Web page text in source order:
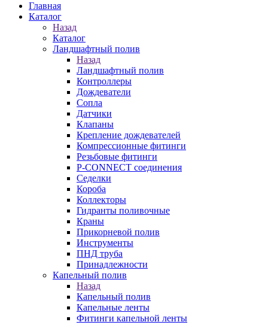
Главная
Каталог
Назад
Каталог
Ландшафтный полив
Назад
Ландшафтный полив
Контроллеры
Дождеватели
Сопла
Датчики
Клапаны
Крепление дождевателей
Компрессионные фитинги
Резьбовые фитинги
P-CONNECT соединения
Седелки
Короба
Коллекторы
Гидранты поливочные
Краны
Прикорневой полив
Инструменты
ПНД труба
Принадлежности
Капельный полив
Назад
Капельный полив
Капельные ленты
Фитинги капельной ленты